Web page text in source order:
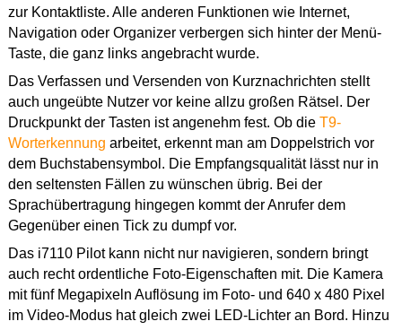
zur Kontaktliste. Alle anderen Funktionen wie Internet,
Navigation oder Organizer verbergen sich hinter der Menü-
Taste, die ganz links angebracht wurde.
Das Verfassen und Versenden von Kurznachrichten stellt
auch ungeübte Nutzer vor keine allzu großen Rätsel. Der
Druckpunkt der Tasten ist angenehm fest. Ob die T9-
Worterkennung arbeitet, erkennt man am Doppelstrich vor
dem Buchstabensymbol. Die Empfangsqualität lässt nur in
den seltensten Fällen zu wünschen übrig. Bei der
Sprachübertragung hingegen kommt der Anrufer dem
Gegenüber einen Tick zu dumpf vor.
Das i7110 Pilot kann nicht nur navigieren, sondern bringt
auch recht ordentliche Foto-Eigenschaften mit. Die Kamera
mit fünf Megapixeln Auflösung im Foto- und 640 x 480 Pixel
im Video-Modus hat gleich zwei LED-Lichter an Bord. Hinzu